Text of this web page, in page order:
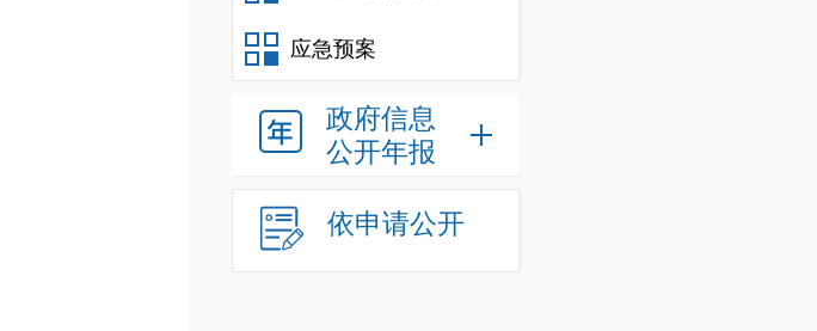
应急预案
政府信息
公开年报
依申请公开